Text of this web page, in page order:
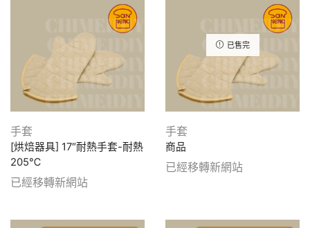
手套
[烘焙器具] 17″耐熱手套-耐熱
205℃
已經移轉新網站
已售完
手套
商品
已經移轉新網站